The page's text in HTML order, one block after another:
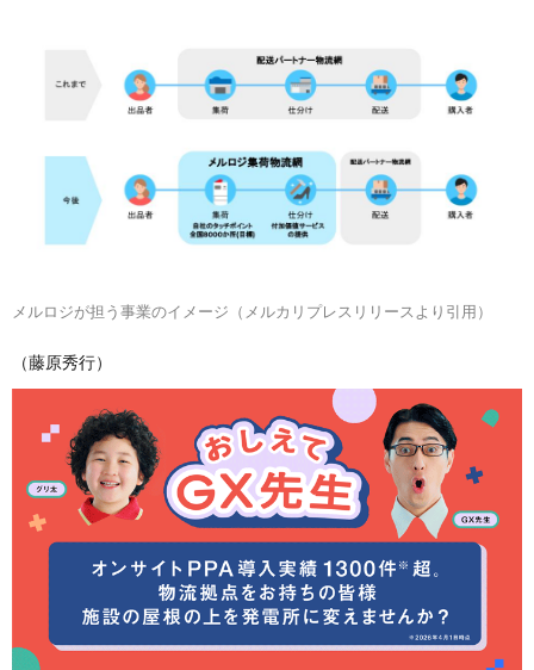
メルロジが担う事業のイメージ（メルカリプレスリリースより引用）
（藤原秀行）